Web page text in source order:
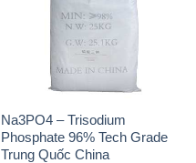
Na3PO4 – Trisodium
Phosphate 96% Tech Grade
Trung Quốc China